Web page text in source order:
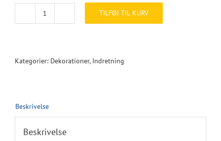
PARAPLY
TILFØJ TIL KURV
Kategorier: Dekorationer, Indretning
Beskrivelse
Beskrivelse